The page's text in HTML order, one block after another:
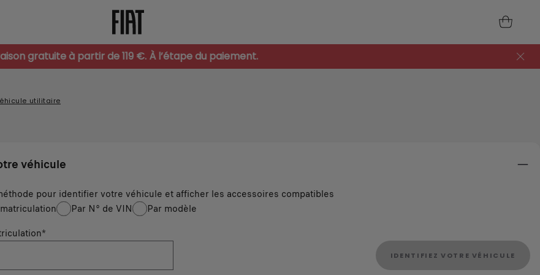
gratuite à partir de 119 €. À l’étape du paiement.
utilitaire
véhicule
pour identifier votre véhicule et afficher les accessoires compatibles
Par modèle
Par N° de VIN
*
IDENTIFIEZ VOTRE VÉHICULE